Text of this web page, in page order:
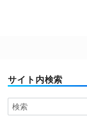
サイト内検索